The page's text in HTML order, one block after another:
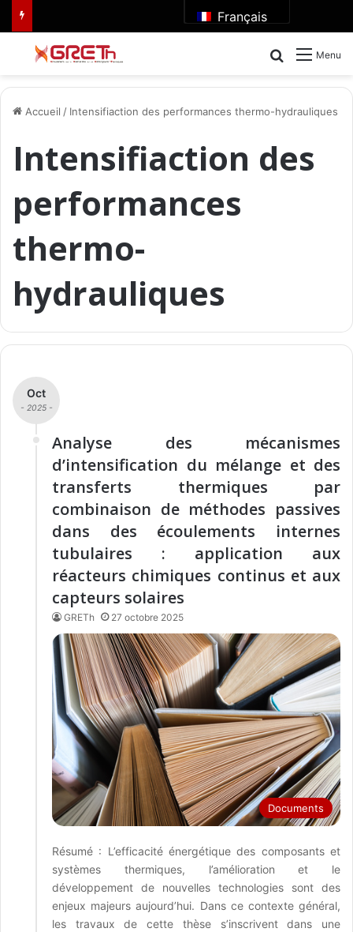
Français
Menu
Rechercher
Accueil / Intensifiaction des performances thermo-hydrauliques
Intensifiaction des
performances
thermo-
hydrauliques
Oct
- 2025 -
Analyse des mécanismes
d’intensification du mélange et des
transferts thermiques par
combinaison de méthodes passives
dans des écoulements internes
tubulaires : application aux
réacteurs chimiques continus et aux
capteurs solaires
GRETh 27 octobre 2025
Documents
Résumé : L’efficacité énergétique des composants et
systèmes thermiques, l’amélioration et le
développement de nouvelles technologies sont des
enjeux majeurs aujourd’hui. Dans ce contexte général,
les travaux de cette thèse s’inscrivent dans une